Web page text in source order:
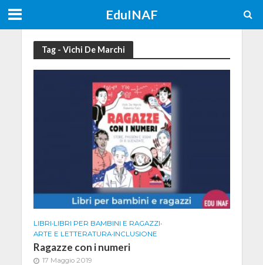
EduINAF
Tag - Vichi De Marchi
LIBRI•LIBRI PER BAMBINI E RAGAZZI•
ARTE E LETTERATURA•INCLUSIONE
Ragazze con i numeri
17 Maggio 2019